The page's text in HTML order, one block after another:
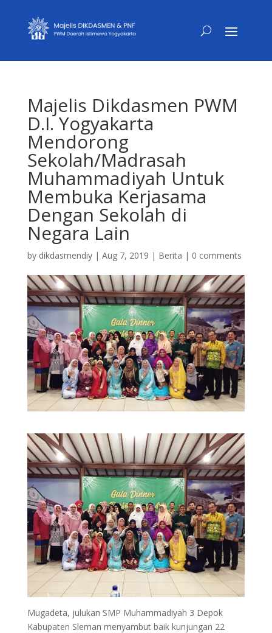
Majelis Dikdasmen PWM
D.I. Yogyakarta
Mendorong
Sekolah/Madrasah
Muhammadiyah Untuk
Membuka Kerjasama
Dengan Sekolah di
Negara Lain
by dikdasmendiy| Aug 7, 2019 | Berita | 0 comments
Mugadeta, julukan SMP Muhammadiyah 3 Depok
Kabupaten Sleman menyambut baik kunjungan 22